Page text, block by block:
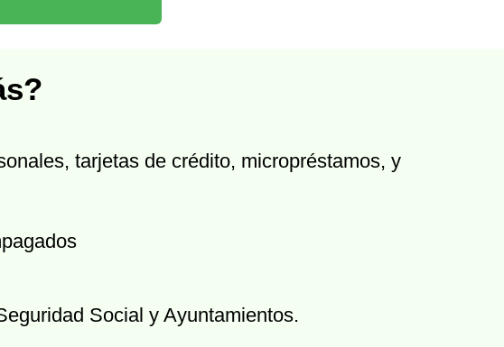
tarjetas de crédito, micropréstamos, y
Social y Ayuntamientos.